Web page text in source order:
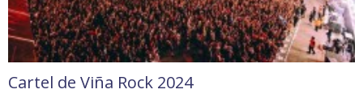
Cartel de Viña Rock 2024